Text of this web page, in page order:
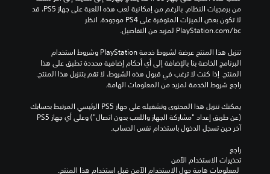
‎PlayStation.com/bc لمزيد من التفاصيل.
راجع شروط الخدمة لمزيد من المعلومات الهامة.
آخر حين تسجل الدخول باستخدام نفس الحساب.
راجع
تحذيرات الاستخدام الآمن